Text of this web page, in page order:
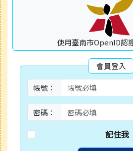
使用臺南市OpenID認
會員登入
帳號：
密碼：
記住我